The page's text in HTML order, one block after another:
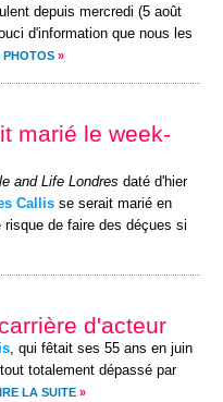
depuis mercredi (5 août
d'information que nous les
PHOTOS »
marié le week-
and Life Londres daté d'hier
Callis se serait marié en
de faire des déçues si
d'acteur
, qui fêtait ses 55 ans en juin
totalement dépassé par
LA SUITE »